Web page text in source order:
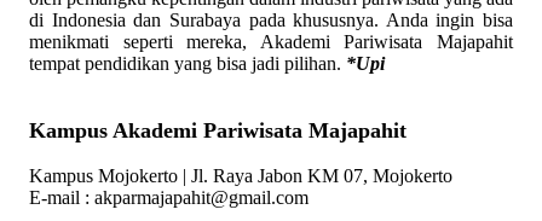
di Indonesia dan Surabaya pada khususnya. Anda ingin bisa
menikmati seperti mereka, Akademi Pariwisata Majapahit
tempat pendidikan yang bisa jadi pilihan. *Upi
Kampus Akademi Pariwisata Majapahit
Kampus Mojokerto | Jl. Raya Jabon KM 07, Mojokerto
E-mail : akparmajapahit@gmail.com